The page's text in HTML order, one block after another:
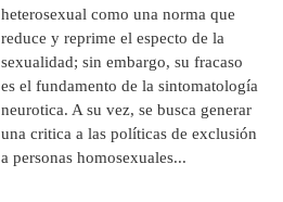
heterosexual como una norma que
reduce y reprime el especto de la
sexualidad; sin embargo, su fracaso
es el fundamento de la sintomatología
neurotica. A su vez, se busca generar
una critica a las políticas de exclusión
a personas homosexuales...